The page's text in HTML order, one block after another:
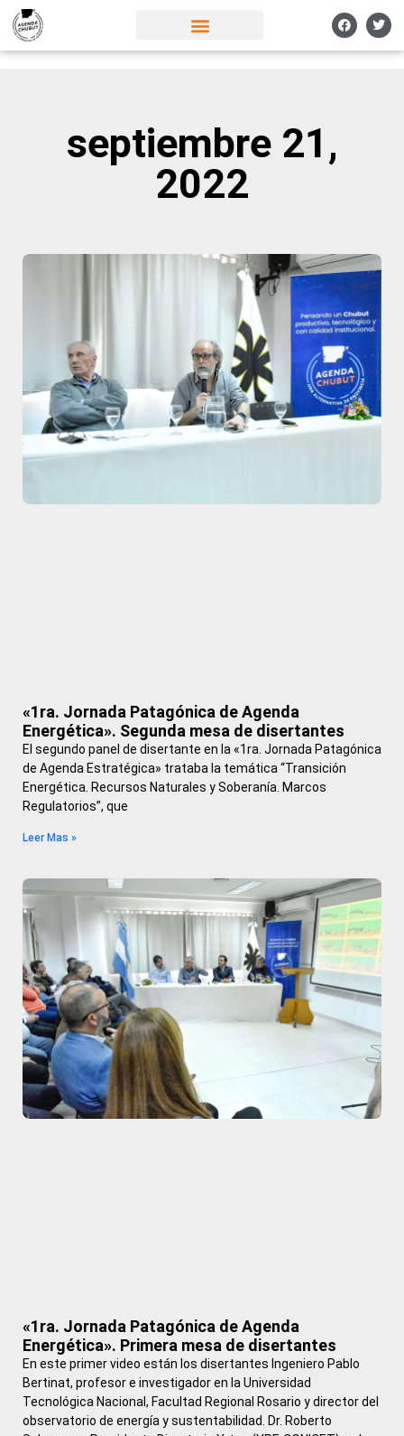
septiembre 21,
2022
«1ra. Jornada Patagónica de Agenda
Energética». Segunda mesa de disertantes
El segundo panel de disertante en la «1ra. Jornada Patagónica
de Agenda Estratégica» trataba la temática “Transición
Energética. Recursos Naturales y Soberanía. Marcos
Regulatorios”, que
Leer Mas »
«1ra. Jornada Patagónica de Agenda
Energética». Primera mesa de disertantes
En este primer video están los disertantes Ingeniero Pablo
Bertinat, profesor e investigador en la Universidad
Tecnológica Nacional, Facultad Regional Rosario y director del
observatorio de energía y sustentabilidad. Dr. Roberto